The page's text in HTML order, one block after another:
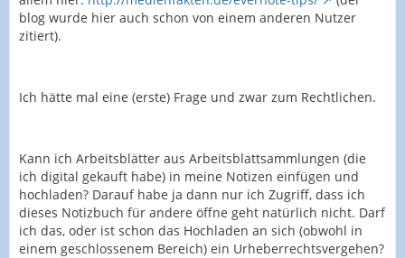
blog wurde hier auch schon von einem anderen Nutzer
zitiert).
Ich hätte mal eine (erste) Frage und zwar zum Rechtlichen.
Kann ich Arbeitsblätter aus Arbeitsblattsammlungen (die
ich digital gekauft habe) in meine Notizen einfügen und
hochladen? Darauf habe ja dann nur ich Zugriff, dass ich
dieses Notizbuch für andere öffne geht natürlich nicht. Darf
ich das, oder ist schon das Hochladen an sich (obwohl in
einem geschlossenem Bereich) ein Urheberrechtsvergehen?